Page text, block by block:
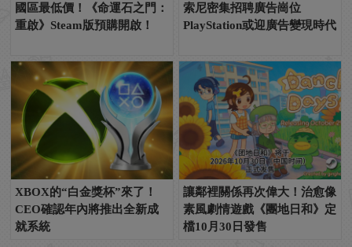
國區最低價！《命運石之門：
重啟》Steam版預購開啟！
索尼密集招聘廣告崗位
PlayStation或迎廣告變現時代
XBOX的“白金獎杯”來了！
CEO確認年內將推出全新成
就系統
讓鄰裡關係再次偉大！治愈像
素風劇情遊戲《團地日和》定
檔10月30日發售